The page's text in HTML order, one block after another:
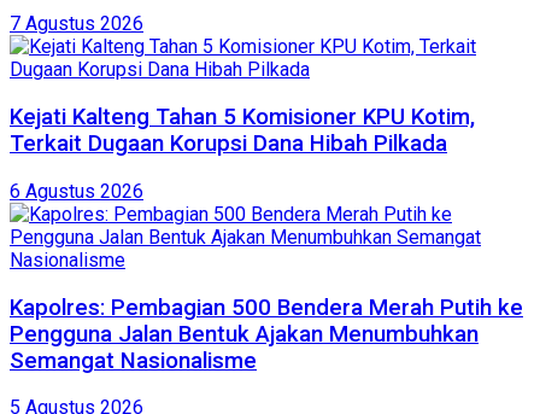
7 Agustus 2026
Kejati Kalteng Tahan 5 Komisioner KPU Kotim,
Terkait Dugaan Korupsi Dana Hibah Pilkada
6 Agustus 2026
Kapolres: Pembagian 500 Bendera Merah Putih ke
Pengguna Jalan Bentuk Ajakan Menumbuhkan
Semangat Nasionalisme
5 Agustus 2026